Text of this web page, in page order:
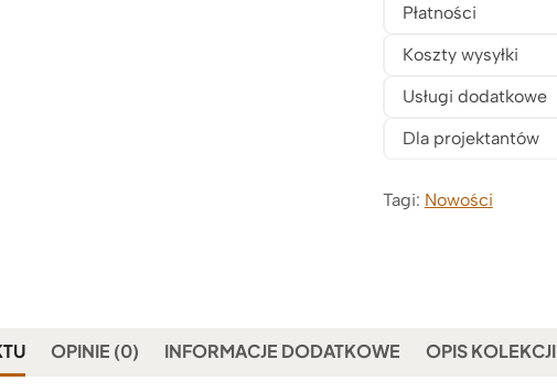
Płatności
Koszty wysyłki
Usługi dodatkowe
Dla projektantów
Tagi: Nowości
OPINIE (0) INFORMACJE DODATKOWE OPIS KOLEKCJI